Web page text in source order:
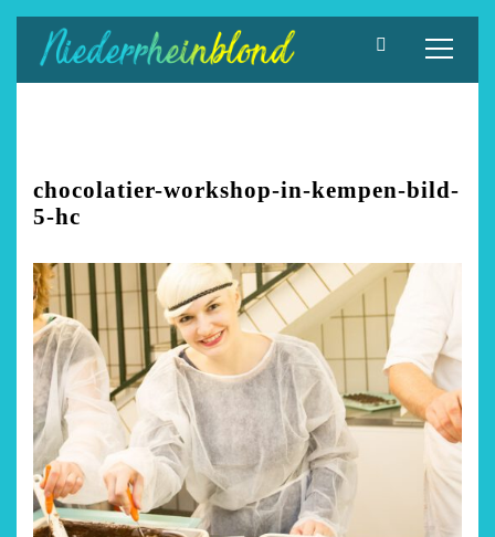
Zum
Inhalt
springen
chocolatier-workshop-in-kempen-bild-
5-hc